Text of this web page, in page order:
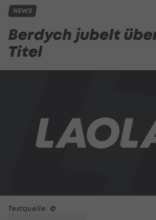
NEWS
Berdych jubelt über
Titel
Textquelle: ©